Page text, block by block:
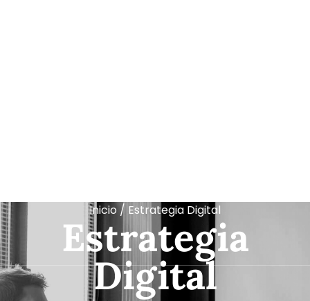
Inicio / Estrategia Digital
Estrategia
Digital